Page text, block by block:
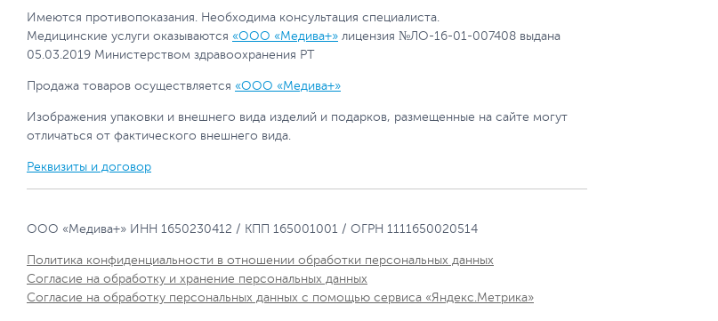
Имеются противопоказания. Необходима консультация специалиста.
Медицинские услуги оказываются «ООО «Медива+» лицензия №ЛО-16-01-007408 выдана
05.03.2019 Министерством здравоохранения РТ
Продажа товаров осуществляется «ООО «Медива+»
Изображения упаковки и внешнего вида изделий и подарков, размещенные на сайте могут
отличаться от фактического внешнего вида.
Реквизиты и договор
ООО «Медива+» ИНН 1650230412 / КПП 165001001 / ОГРН 1111650020514
Политика конфиденциальности в отношении обработки персональных данных
Согласие на обработку и хранение персональных данных
Согласие на обработку персональных данных с помощью сервиса «Яндекс.Метрика»